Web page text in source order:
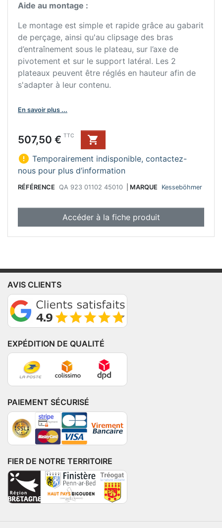
Aide au montage :
Le montage est simple et rapide grâce au gabarit
de perçage, ainsi qu'au clipsage des bras
d’entraînement sous le plateau, sur l’axe de
pivotement et sur le support latéral. Les 2
plateaux peuvent être réglés en hauteur afin de
s'adapter à leur contenu.
En savoir plus ...
Prix
507,50 € TTC

 Temporairement indisponible, contactez-
nous pour plus d’information
RÉFÉRENCE QA 923 01102 45010 MARQUE Kesseböhmer
Accéder à la fiche produit
AVIS CLIENTS
EXPÉDITION DE QUALITÉ
PAIEMENT SÉCURISÉ
FIER DE NOTRE TERRITOIRE